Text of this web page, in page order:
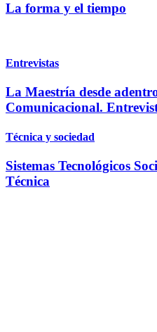
La forma y el tiempo
Entrevistas
La Maestría desde
Comunicacional.
Técnica y sociedad
Sistemas Tecnológicos
Técnica